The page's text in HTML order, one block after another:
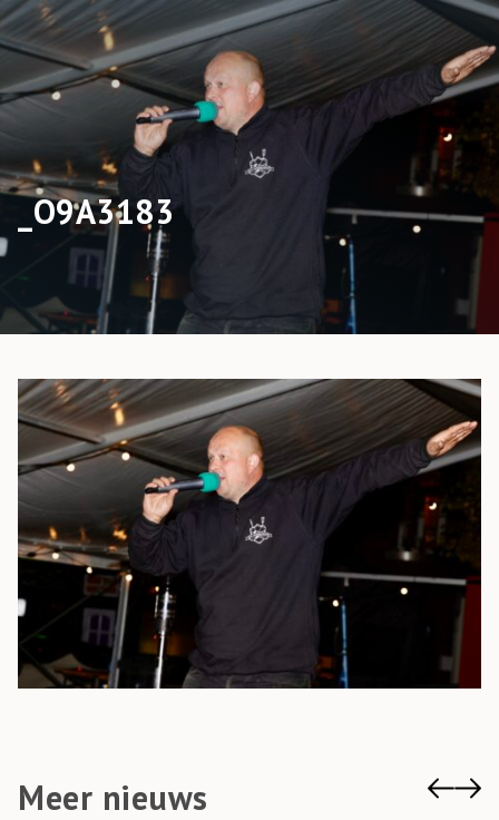
_O9A3183
Meer nieuws